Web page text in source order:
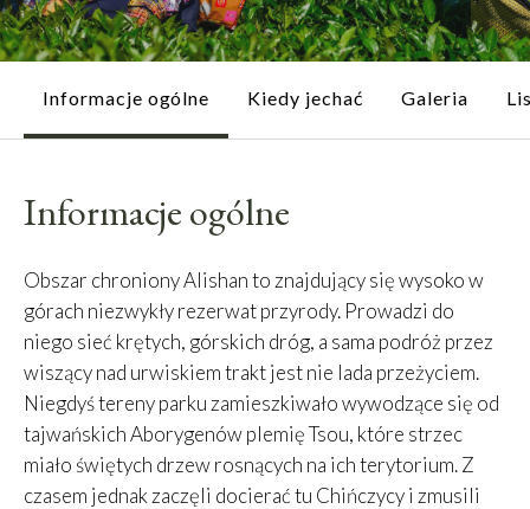
Informacje ogólne Kiedy jechać Galeria
Informacje ogólne
Obszar chroniony Alishan to znajdujący się wysoko w
górach niezwykły rezerwat przyrody. Prowadzi do
niego sieć krętych, górskich dróg, a sama podróż przez
wiszący nad urwiskiem trakt jest nie lada przeżyciem.
Niegdyś tereny parku zamieszkiwało wywodzące się od
tajwańskich Aborygenów plemię Tsou, które strzec
miało świętych drzew rosnących na ich terytorium. Z
czasem jednak zaczęli docierać tu Chińczycy i zmusili